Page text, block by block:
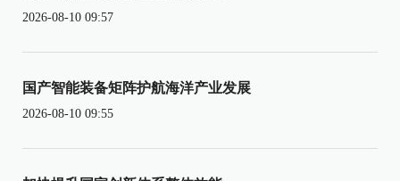
2026-08-10 09:57
国产智能装备矩阵护航海洋产业发展
2026-08-10 09:55